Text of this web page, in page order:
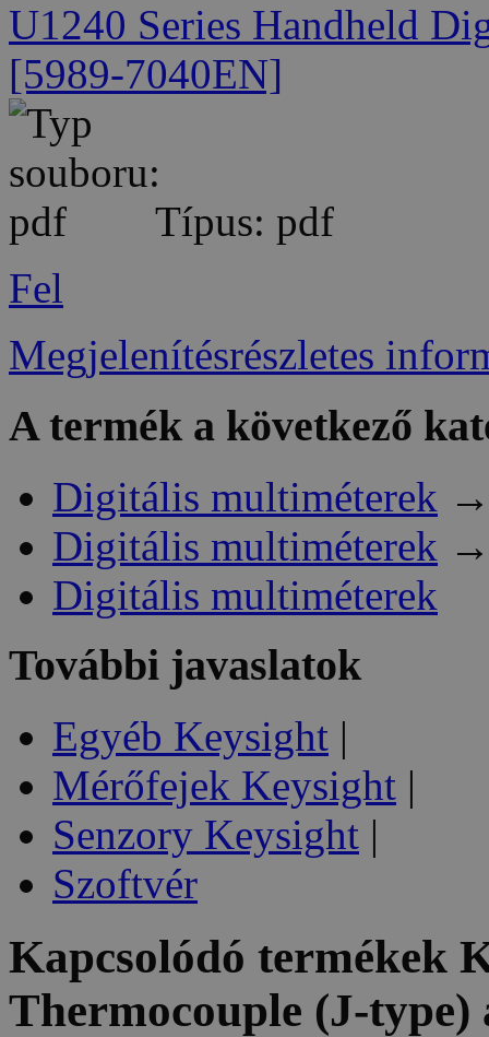
U1240 Series Handheld
[5989-7040EN]
Típus: pdf
Fel
Megjelenítésrészletes
A termék a következő
Digitális multiméterek
Digitális multiméterek
Digitális multiméterek
További javaslatok
Egyéb Keysight |
Mérőfejek Keysight |
Senzory Keysight |
Szoftvér
Kapcsolódó termékek
Thermocouple (J-type)